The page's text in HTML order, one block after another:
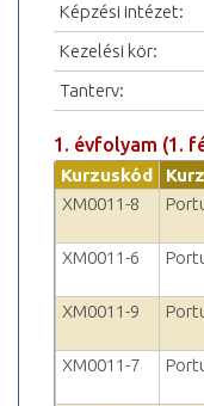
Képzési intézet:
Kezelési kör:
Tanterv:
1. évfolyam (1.
Kurzuskód
XM0011-8
XM0011-6
XM0011-9
XM0011-7